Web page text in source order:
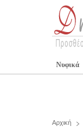
Νυφικά
Αρχική